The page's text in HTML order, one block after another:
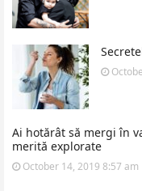
Ai hotărât să mergi în
merită explorate
October 14, 2019 8:57 am